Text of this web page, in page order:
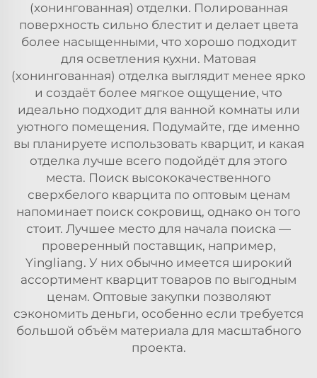
(хонингованная) отделки. Полированная
поверхность сильно блестит и делает цвета
более насыщенными, что хорошо подходит
для осветления кухни. Матовая
(хонингованная) отделка выглядит менее ярко
и создаёт более мягкое ощущение, что
идеально подходит для ванной комнаты или
уютного помещения. Подумайте, где именно
вы планируете использовать кварцит, и какая
отделка лучше всего подойдёт для этого
места. Поиск высококачественного
сверхбелого кварцита по оптовым ценам
напоминает поиск сокровищ, однако он того
стоит. Лучшее место для начала поиска —
проверенный поставщик, например,
Yingliang. У них обычно имеется широкий
ассортимент кварцит товаров по выгодным
ценам. Оптовые закупки позволяют
сэкономить деньги, особенно если требуется
большой объём материала для масштабного
проекта.